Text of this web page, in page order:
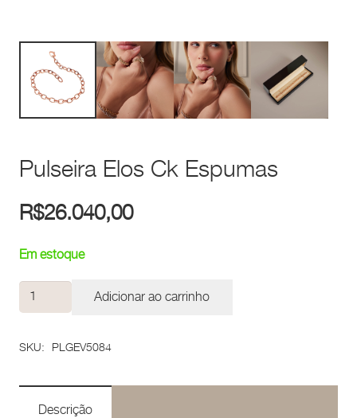
Pulseira Elos Ck Espumas
R$26.040,00
Em estoque
Pulseira
Elos
Adicionar ao carrinho
SKU: PLGEV5084
Descrição